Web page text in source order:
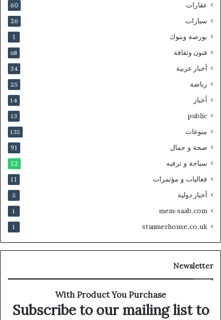
عقارات 60
سيارات 26
بورصة وبنوك 1
فنون وثقافة 68
أخبار عربية 34
رياضة 25
أخبار 14
public
13
منوعات 135
صحة و جمال 91
سياحة و ترفيه 22
فعاليات و مؤتمرات 11
أخبار دولية 5
mem-saab.com
1
stanmerhouse.co.uk
1
Newsletter
With Product You Purchase
Subscribe to our mailing list to